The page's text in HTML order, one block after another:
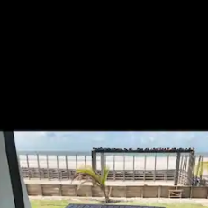
4,96/5, recenzija: 55